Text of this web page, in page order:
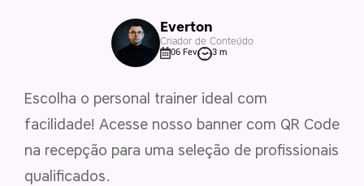
Everton
Criador de Conteúdo
06 Fev 3 m
Escolha o personal trainer ideal com
facilidade! Acesse nosso banner com QR Code
na recepção para uma seleção de profissionais
qualificados.